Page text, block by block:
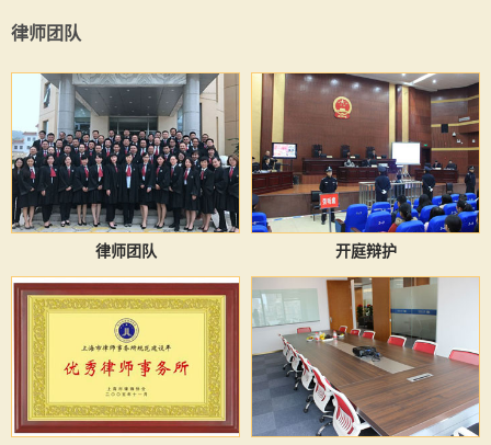
律师团队
律师团队 开庭辩护